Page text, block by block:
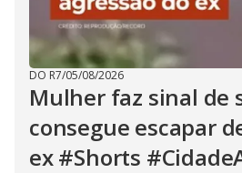
DO R7/05/08/2026
Mulher faz sinal de
consegue escapar
ex #Shorts